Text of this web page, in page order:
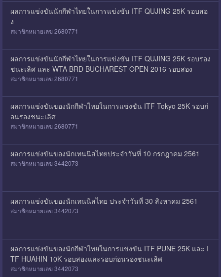
ผลการแข่งขันนักกีฬาไทยในการแข่งขัน ITF QUJING 25K รอบสอ
ง
สมาชิกหมายเลข 2680771
ผลการแข่งขันนักกีฬาไทยในการแข่งขัน ITF QUJING 25K รอบรอง
ชนะเลิศ และ WTA BRD BUCHAREST OPEN 2016 รอบสอง
สมาชิกหมายเลข 2680771
ผลการแข่งขันของนักกีฬาไทยในการแข่งขัน ITF Tokyo 25K รอบก่
อนรองชนะเลิศ
สมาชิกหมายเลข 2680771
ผลการแข่งขันของนักเทนนิสไทยประจำวันที่ 10 กรกฎาคม 2561
สมาชิกหมายเลข 3442073
ผลการแข่งขันของนักเทนนิสไทย ประจำวันที่ 30 สิงหาคม 2561
สมาชิกหมายเลข 3442073
ผลการแข่งขันของนักกีฬาไทยในการแข่งขัน ITF PUNE 25K และ I
TF HUAHIN 10K รอบสองและรอบก่อนรองชนะเลิศ
สมาชิกหมายเลข 3442073